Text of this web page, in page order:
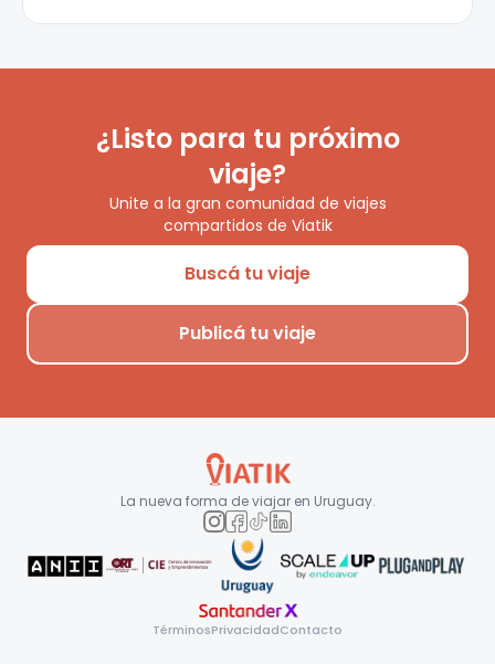
¿Listo para tu próximo
viaje?
Unite a la gran comunidad de viajes
compartidos de Viatik
Buscá tu viaje
Publicá tu viaje
La nueva forma de viajar en Uruguay.
TérminosPrivacidadContacto